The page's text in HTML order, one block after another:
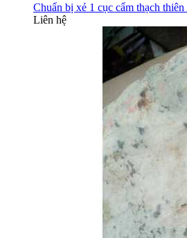
Chuẩn bị xẻ 1 cục cẩm thạch
Liên hệ